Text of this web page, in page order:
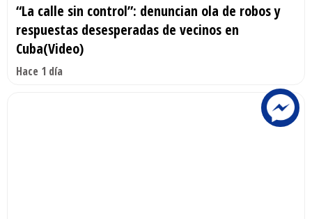
“La calle sin control”: denuncian ola de robos y
respuestas desesperadas de vecinos en
Cuba(Video)
Hace 1 día